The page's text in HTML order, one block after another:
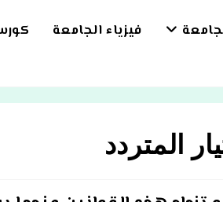
فيزياء الجامعة
المتردد